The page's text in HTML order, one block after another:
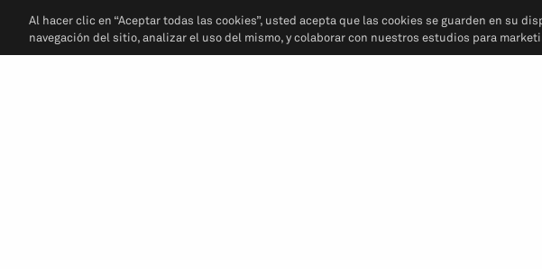
Al hacer clic en “Aceptar todas las cookies”, usted acepta que las cookies se guarden en su
navegación del sitio, analizar el uso del mismo, y colaborar con nuestros estudios para